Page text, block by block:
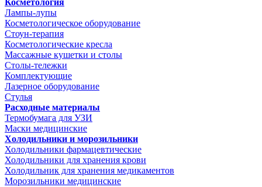
Косметология
Лампы-лупы
Косметологическое оборудование
Стоун-терапия
Косметологические кресла
Массажные кушетки и столы
Столы-тележки
Комплектующие
Лазерное оборудование
Стулья
Расходные материалы
Термобумага для УЗИ
Маски медицинские
Холодильники и морозильники
Холодильники фармацевтические
Холодильники для хранения крови
Холодильник для хранения медикаментов
Морозильники медицинские